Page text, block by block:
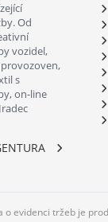
Od
vozidel,
s
on-line
o evidenci tržeb je